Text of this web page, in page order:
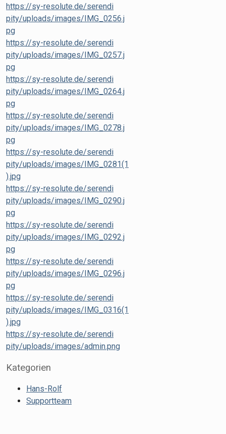
https://sy-resolute.de/serendi
pity/uploads/images/IMG_0256.j
pg
https://sy-resolute.de/serendi
pity/uploads/images/IMG_0257.j
pg
https://sy-resolute.de/serendi
pity/uploads/images/IMG_0264.j
pg
https://sy-resolute.de/serendi
pity/uploads/images/IMG_0278.j
pg
https://sy-resolute.de/serendi
pity/uploads/images/IMG_0281(1
).jpg
https://sy-resolute.de/serendi
pity/uploads/images/IMG_0290.j
pg
https://sy-resolute.de/serendi
pity/uploads/images/IMG_0292.j
pg
https://sy-resolute.de/serendi
pity/uploads/images/IMG_0296.j
pg
https://sy-resolute.de/serendi
pity/uploads/images/IMG_0316(1
).jpg
https://sy-resolute.de/serendi
pity/uploads/images/admin.png
Kategorien
XML
Hans-Rolf
XML
Supportteam